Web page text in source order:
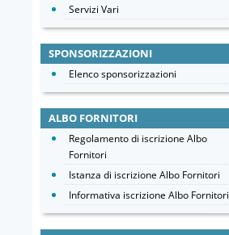
Servizi Vari
SPONSORIZZAZIONI
Elenco sponsorizzazioni
ALBO FORNITORI
Regolamento di iscrizione Albo
Fornitori
Istanza di iscrizione Albo Fornitori
Informativa iscrizione Albo Fornitori